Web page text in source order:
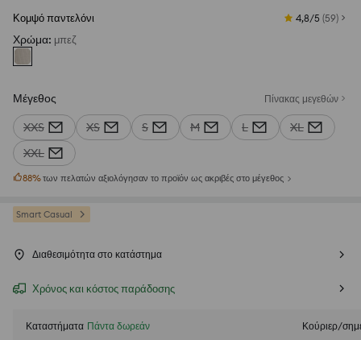
Κομψό παντελόνι 4,8/5 (59)
Χρώμα: μπεζ
Μέγεθος Πίνακας μεγεθών
XXS XS S M L
XL
XXL
88%των πελατών αξιολόγησαν το προϊόν ως ακριβές στο μέγεθος
Smart Casual
Διαθεσιμότητα στο κατάστημα
Χρόνος και κόστος παράδοσης
Καταστήματα Πάντα δωρεάν
Κούριερ/